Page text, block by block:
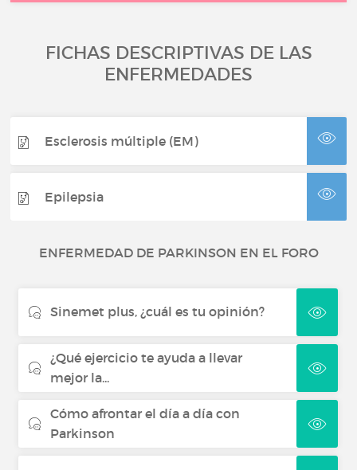
FICHAS DESCRIPTIVAS DE LAS
ENFERMEDADES
Esclerosis múltiple (EM)
Epilepsia
ENFERMEDAD DE PARKINSON EN EL FORO
Sinemet plus, ¿cuál es tu opinión?
¿Qué ejercicio te ayuda a llevar
mejor la...
Cómo afrontar el día a día con
Parkinson